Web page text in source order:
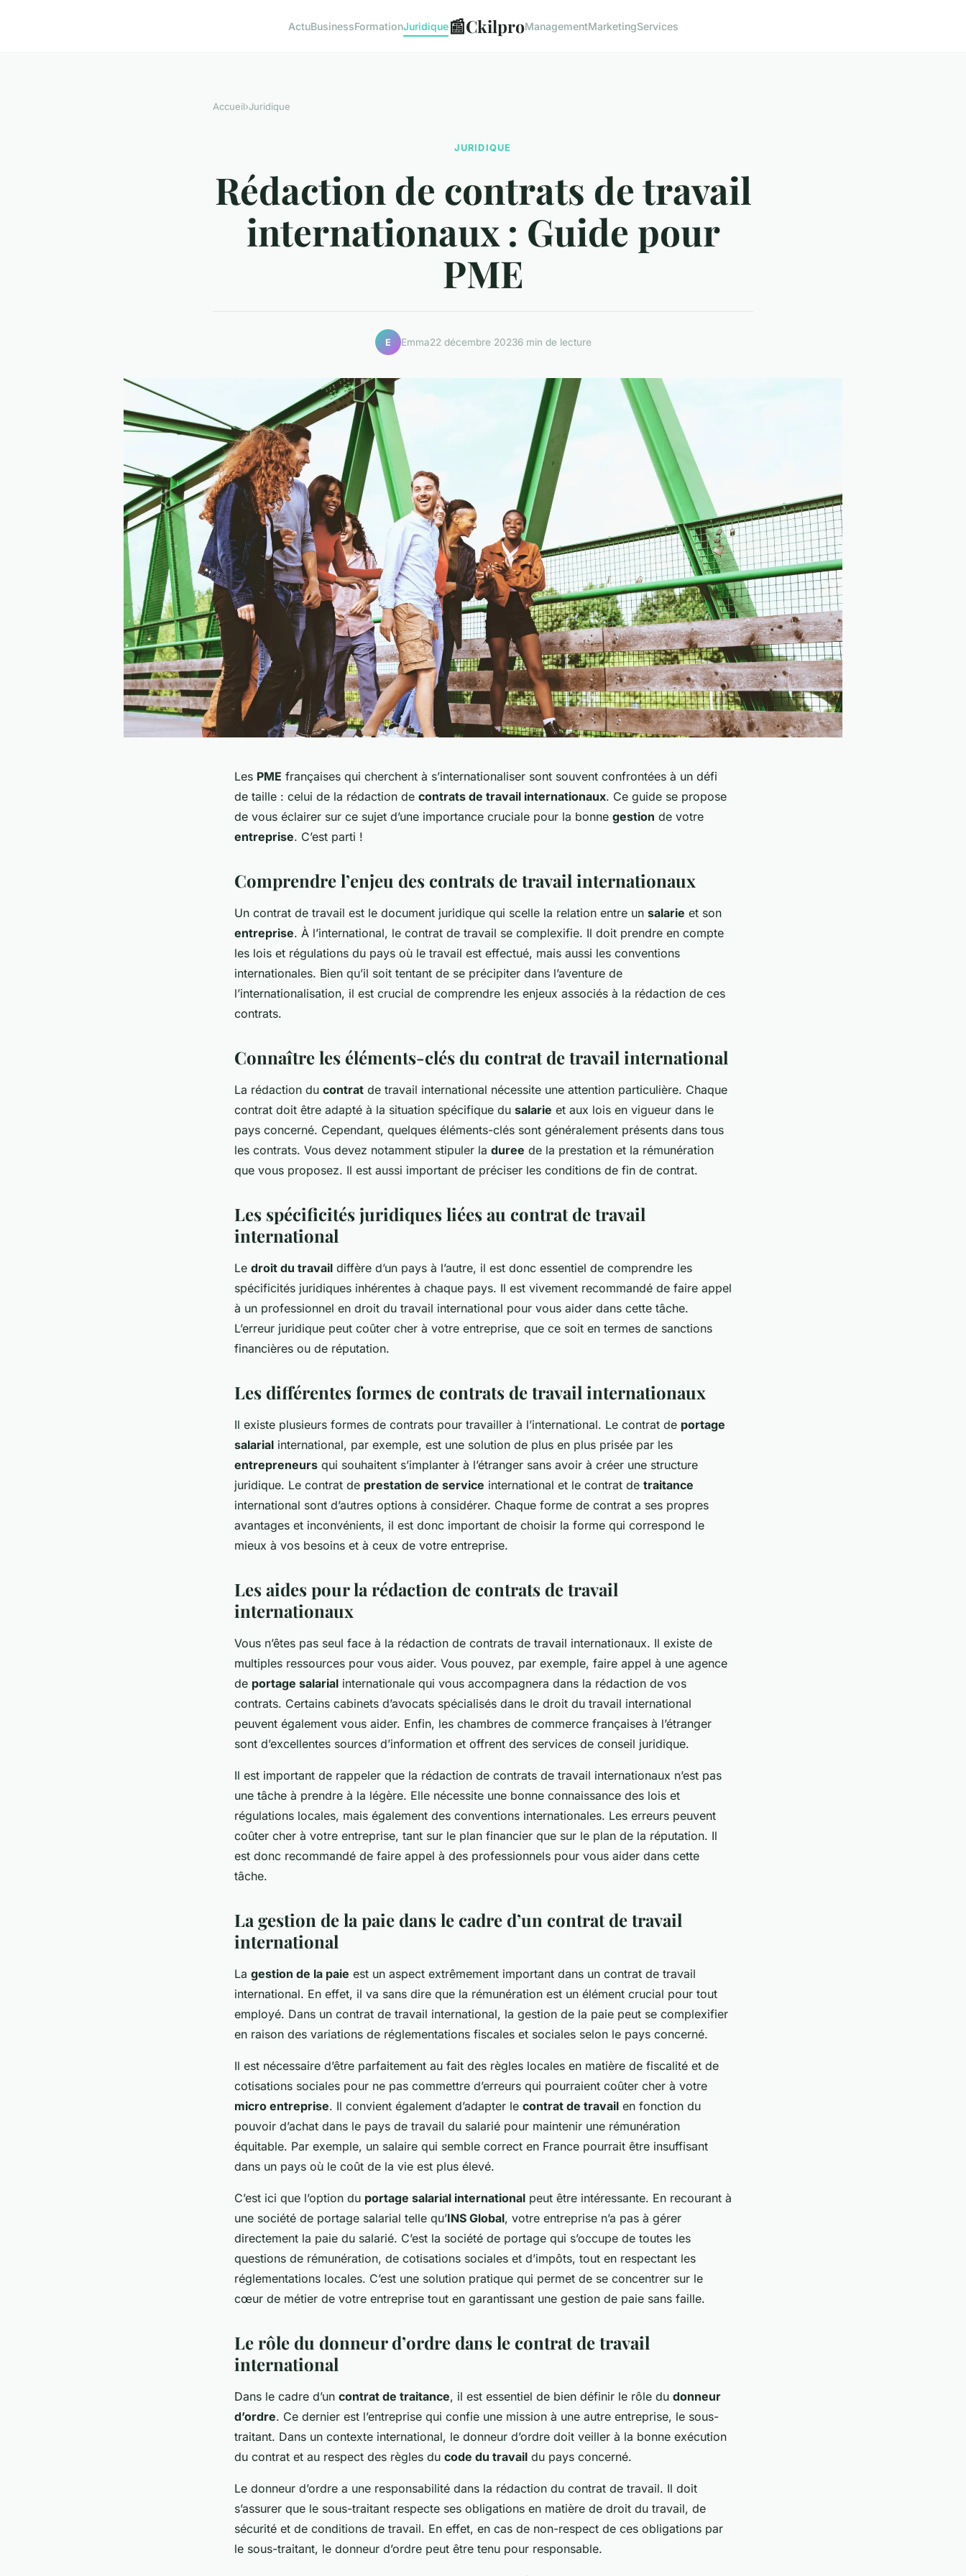
ActuBusinessFormationJuridique📰CkilproManagementMarketingServices
Accueil›Juridique
JURIDIQUE
Rédaction de contrats de travail
internationaux : Guide pour
PME
E Emma22 décembre 20236 min de lecture
Les PME françaises qui cherchent à s’internationaliser sont souvent confrontées à un défi
de taille : celui de la rédaction de contrats de travail internationaux. Ce guide se propose
de vous éclairer sur ce sujet d’une importance cruciale pour la bonne gestion de votre
entreprise. C’est parti !
Comprendre l’enjeu des contrats de travail internationaux
Un contrat de travail est le document juridique qui scelle la relation entre un salarie et son
entreprise. À l’international, le contrat de travail se complexifie. Il doit prendre en compte
les lois et régulations du pays où le travail est effectué, mais aussi les conventions
internationales. Bien qu’il soit tentant de se précipiter dans l’aventure de
l’internationalisation, il est crucial de comprendre les enjeux associés à la rédaction de ces
contrats.
Connaître les éléments-clés du contrat de travail international
La rédaction du contrat de travail international nécessite une attention particulière. Chaque
contrat doit être adapté à la situation spécifique du salarie et aux lois en vigueur dans le
pays concerné. Cependant, quelques éléments-clés sont généralement présents dans tous
les contrats. Vous devez notamment stipuler la duree de la prestation et la rémunération
que vous proposez. Il est aussi important de préciser les conditions de fin de contrat.
Les spécificités juridiques liées au contrat de travail
international
Le droit du travail diffère d’un pays à l’autre, il est donc essentiel de comprendre les
spécificités juridiques inhérentes à chaque pays. Il est vivement recommandé de faire appel
à un professionnel en droit du travail international pour vous aider dans cette tâche.
L’erreur juridique peut coûter cher à votre entreprise, que ce soit en termes de sanctions
financières ou de réputation.
Les différentes formes de contrats de travail internationaux
Il existe plusieurs formes de contrats pour travailler à l’international. Le contrat de portage
salarial international, par exemple, est une solution de plus en plus prisée par les
entrepreneurs qui souhaitent s’implanter à l’étranger sans avoir à créer une structure
juridique. Le contrat de prestation de service international et le contrat de traitance
international sont d’autres options à considérer. Chaque forme de contrat a ses propres
avantages et inconvénients, il est donc important de choisir la forme qui correspond le
mieux à vos besoins et à ceux de votre entreprise.
Les aides pour la rédaction de contrats de travail
internationaux
Vous n’êtes pas seul face à la rédaction de contrats de travail internationaux. Il existe de
multiples ressources pour vous aider. Vous pouvez, par exemple, faire appel à une agence
de portage salarial internationale qui vous accompagnera dans la rédaction de vos
contrats. Certains cabinets d’avocats spécialisés dans le droit du travail international
peuvent également vous aider. Enfin, les chambres de commerce françaises à l’étranger
sont d’excellentes sources d’information et offrent des services de conseil juridique.
Il est important de rappeler que la rédaction de contrats de travail internationaux n’est pas
une tâche à prendre à la légère. Elle nécessite une bonne connaissance des lois et
régulations locales, mais également des conventions internationales. Les erreurs peuvent
coûter cher à votre entreprise, tant sur le plan financier que sur le plan de la réputation. Il
est donc recommandé de faire appel à des professionnels pour vous aider dans cette
tâche.
La gestion de la paie dans le cadre d’un contrat de travail
international
La gestion de la paie est un aspect extrêmement important dans un contrat de travail
international. En effet, il va sans dire que la rémunération est un élément crucial pour tout
employé. Dans un contrat de travail international, la gestion de la paie peut se complexifier
en raison des variations de réglementations fiscales et sociales selon le pays concerné.
Il est nécessaire d’être parfaitement au fait des règles locales en matière de fiscalité et de
cotisations sociales pour ne pas commettre d’erreurs qui pourraient coûter cher à votre
micro entreprise. Il convient également d’adapter le contrat de travail en fonction du
pouvoir d’achat dans le pays de travail du salarié pour maintenir une rémunération
équitable. Par exemple, un salaire qui semble correct en France pourrait être insuffisant
dans un pays où le coût de la vie est plus élevé.
C’est ici que l’option du portage salarial international peut être intéressante. En recourant à
une société de portage salarial telle qu’INS Global, votre entreprise n’a pas à gérer
directement la paie du salarié. C’est la société de portage qui s’occupe de toutes les
questions de rémunération, de cotisations sociales et d’impôts, tout en respectant les
réglementations locales. C’est une solution pratique qui permet de se concentrer sur le
cœur de métier de votre entreprise tout en garantissant une gestion de paie sans faille.
Le rôle du donneur d’ordre dans le contrat de travail
international
Dans le cadre d’un contrat de traitance, il est essentiel de bien définir le rôle du donneur
d’ordre. Ce dernier est l’entreprise qui confie une mission à une autre entreprise, le sous-
traitant. Dans un contexte international, le donneur d’ordre doit veiller à la bonne exécution
du contrat et au respect des règles du code du travail du pays concerné.
Le donneur d’ordre a une responsabilité dans la rédaction du contrat de travail. Il doit
s’assurer que le sous-traitant respecte ses obligations en matière de droit du travail, de
sécurité et de conditions de travail. En effet, en cas de non-respect de ces obligations par
le sous-traitant, le donneur d’ordre peut être tenu pour responsable.